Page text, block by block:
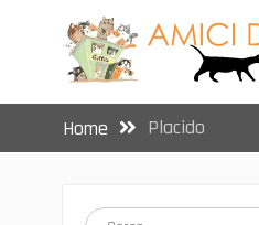
Home Placido